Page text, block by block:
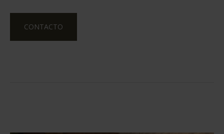
CONTACTO